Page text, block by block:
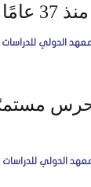
الدولي للدراسات
الدولي للدراسات